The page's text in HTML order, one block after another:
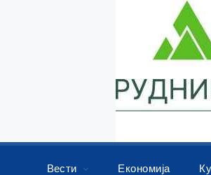
Вести Економија